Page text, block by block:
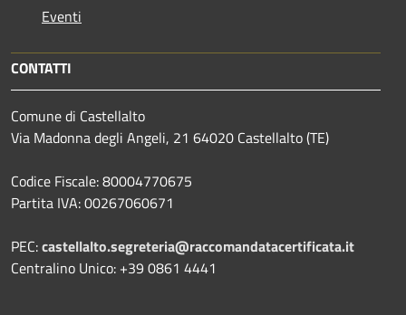
Eventi
CONTATTI
Comune di Castellalto
Via Madonna degli Angeli, 21 64020 Castellalto (TE)
Codice Fiscale: 80004770675
Partita IVA: 00267060671
PEC:castellalto.segreteria@raccomandatacertificata.it
Centralino Unico: +39 0861 4441